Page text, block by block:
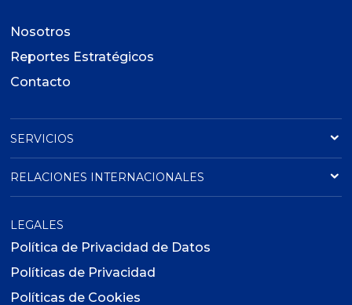
Nosotros
Reportes Estratégicos
Contacto
SERVICIOS
RELACIONES INTERNACIONALES
LEGALES
Política de Privacidad de Datos
Políticas de Privacidad
Políticas de Cookies